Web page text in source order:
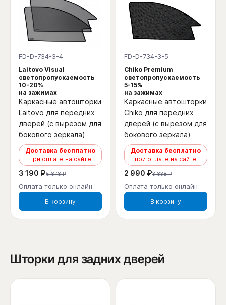
FD-D-734-3-4
Laitovo Visual
светопропускаемость
10-20%
на зажимах
Каркасные автошторки
Laitovo для передних
дверей (с вырезом для
бокового зеркала)
Доставка бесплатно
при оплате на сайте
3 190 ₽5 878 ₽
Оплата только онлайн
В корзину
FD-D-734-3-5
Chiko Premium
светопропускаемость
5-15%
на зажимах
Каркасные автошторки
Chiko для передних
дверей (с вырезом для
бокового зеркала)
Доставка бесплатно
при оплате на сайте
2 990 ₽3 838 ₽
Оплата только онлайн
В корзину
Шторки для задних дверей